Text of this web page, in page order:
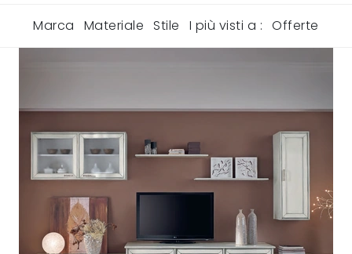
Marca Materiale Stile I più visti a : Offerte